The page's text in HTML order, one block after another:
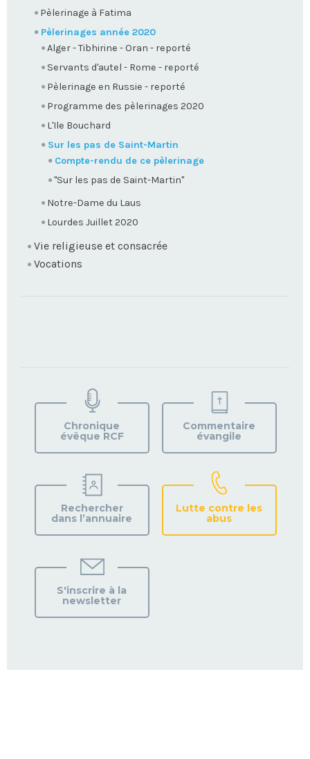
Pèlerinage à Fatima
Pèlerinages année 2020
Alger - Tibhirine - Oran - reporté
Servants d'autel - Rome - reporté
Pèlerinage en Russie - reporté
Programme des pèlerinages 2020
L'Ile Bouchard
Sur les pas de Saint-Martin
Compte-rendu de ce pèlerinage
"Sur les pas de Saint-Martin"
Notre-Dame du Laus
Lourdes Juillet 2020
Vie religieuse et consacrée
Vocations
VOTRE
PAROISSE
Chronique
évêque RCF
Commentaire
évangile
Rechercher
dans l’annuaire
Lutte contre les
abus
S'inscrire à la
newsletter